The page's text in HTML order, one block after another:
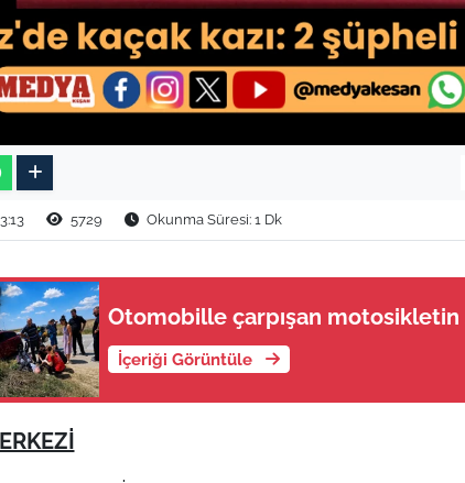
5729 Okunma Süresi: 1 Dk
Otomobille çarpışan motosikletin
İçeriği Görüntüle